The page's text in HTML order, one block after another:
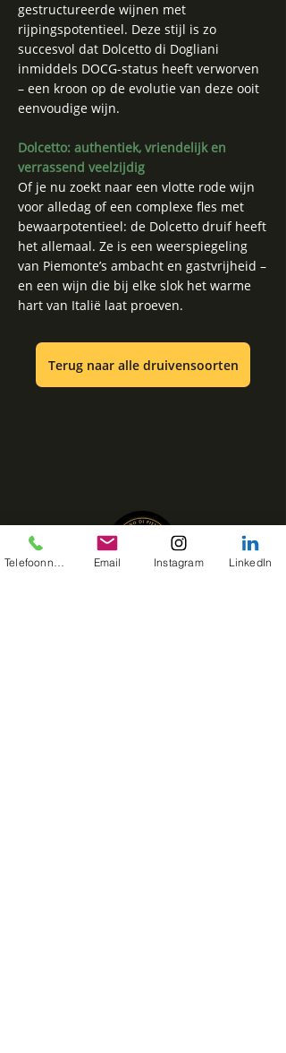
gestructureerde wijnen met
rijpingspotentieel. Deze stijl is zo
succesvol dat Dolcetto di Dogliani
inmiddels DOCG-status heeft verworven
– een kroon op de evolutie van deze ooit
eenvoudige wijn.
Dolcetto: authentiek, vriendelijk en
verrassend veelzijdig
Of je nu zoekt naar een vlotte rode wijn
voor alledag of een complexe fles met
bewaarpotentieel: de Dolcetto druif heeft
het allemaal. Ze is een weerspiegeling
van Piemonte’s ambacht en gastvrijheid –
en een wijn die bij elke slok het warme
hart van Italië laat proeven.
Terug naar alle druivensoorten
Email Instagram LinkedIn